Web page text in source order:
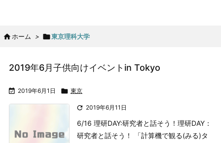
 ホーム > 東京理科大学
2019年6月子供向けイベントin Tokyo
 2019年6月1日  東京
 2019年6月11日
6/16 理研DAY:研究者と話そう！ 理研DAY：
研究者と話そう！ 「計算機で観る(みる)タ